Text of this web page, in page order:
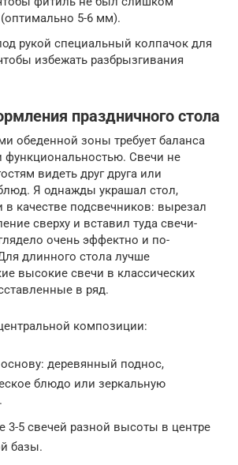
5-6 мм).
рукой специальный колпачок для
избежать разбрызгивания
праздничного стола
обеденной зоны требует баланса
функциональностью. Свечи не
видеть друг друга или
Я однажды украшал стол,
в качестве подсвечников: вырезал
сверху и вставил туда свечи-
очень эффектно и по-
длинного стола лучше
высокие свечи в классических
в ряд.
композиции:
деревянный поднос,
блюдо или зеркальную
3-5 свечей разной высоты в центре
базы.